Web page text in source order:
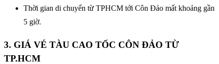
Thời gian di chuyển từ TPHCM tới Côn Đảo mất khoảng gần
5 giờ.
3. GIÁ VÉ TÀU CAO TỐC CÔN ĐẢO TỪ
TP.HCM